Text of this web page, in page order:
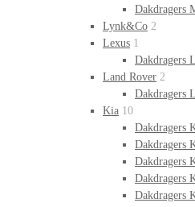
Dakdragers
Lynk&Co 2
Lexus 1
Dakdragers
Land Rover 2
Dakdragers
Kia 10
Dakdragers
Dakdragers
Dakdragers
Dakdragers
Dakdragers